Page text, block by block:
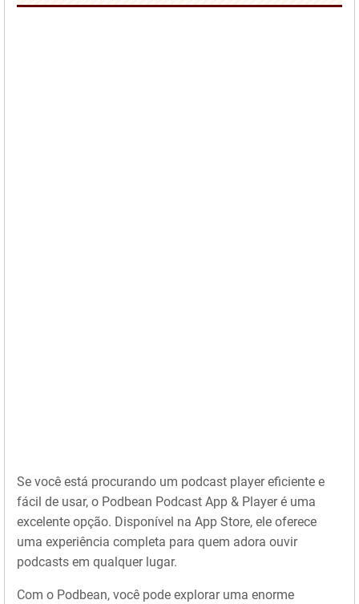
Se você está procurando um podcast player eficiente e
fácil de usar, o Podbean Podcast App & Player é uma
excelente opção. Disponível na App Store, ele oferece
uma experiência completa para quem adora ouvir
podcasts em qualquer lugar.
Com o Podbean, você pode explorar uma enorme